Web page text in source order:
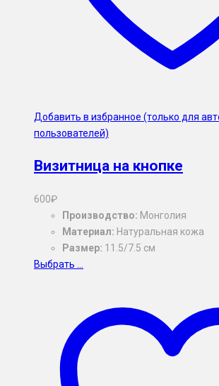
Добавить в избранное (только для
пользователей)
Визитница на кнопке
600₽
Производство: Монголия
Материал: Натуральная кожа
Размер: 11.5/7.5 см
Выбрать ...